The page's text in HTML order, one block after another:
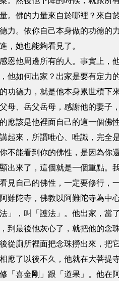
。佛的力量來自於哪裡？來自
力。依你自己本身做的功德
，她也能夠看見了。
恩他周邊所有的人。事實上
他如何出家？出家是要有定力
功德力，就是他本身累世積
母、岳父岳母，感謝他的妻
應該是他裡面自己的這一個佛
起來，所謂唯心、唯識，完全
不能看到你的佛性，是因為你
出來了，這個就是一個重點
見自己的佛性，一定要修行，
難陀寺，佛教以阿難陀寺為
」，叫「護法」。他出家，
到最後他灰心了，就把他的
從廁所裡面把念珠撈出來，把
應了以後不久，他就在大菩
「喜金剛」跟「道果」。他